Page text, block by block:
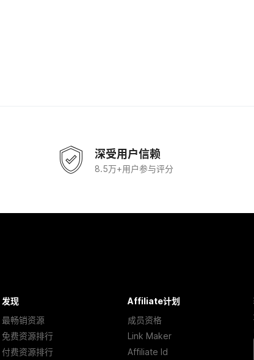
深受用户信赖
8.5万+用户参与评分
发现
最畅销资源
免费资源排行
付费资源排行
Affiliate计划
成员资格
Link Maker
Affiliate Id